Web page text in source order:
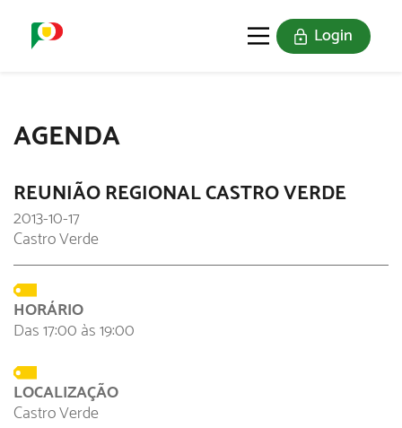
Login
AGENDA
REUNIÃO REGIONAL CASTRO VERDE
2013-10-17
Castro Verde
HORÁRIO
Das 17:00 às 19:00
LOCALIZAÇÃO
Castro Verde